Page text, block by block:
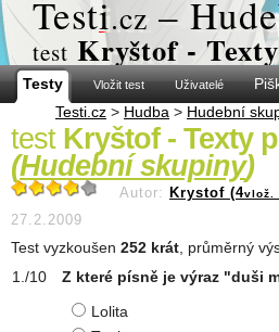
Testi.cz –
test Kryštof -
Testy Vložit test Uživatelé
Testi.cz > Hudba > Hudební
test Kryštof - Texty
(Hudební skupiny)
Autor: Krystof (4vlož.
27.2.2009
Test vyzkoušen 252 krát , průměrný
Z které písně je výraz "duši
Lolita